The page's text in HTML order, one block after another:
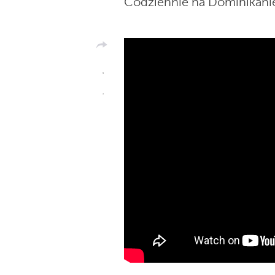
Codziennie na